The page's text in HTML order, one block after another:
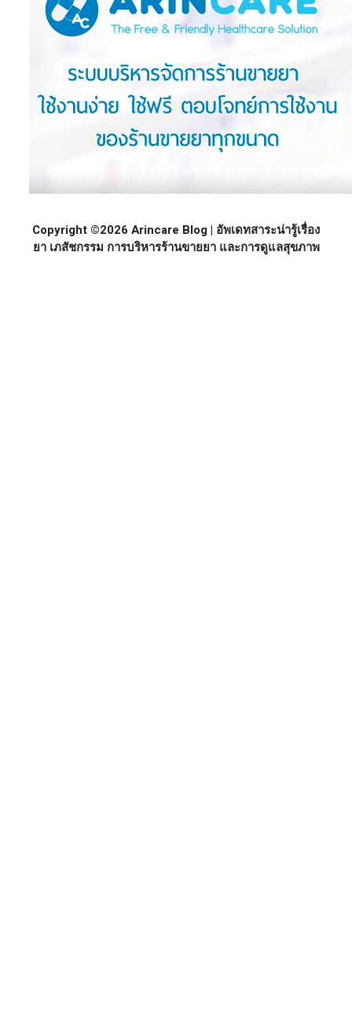
Copyright ©2026 Arincare Blog | อัพเดทสาระน่ารู้เรื่อง
ยา เภสัชกรรม การบริหารร้านขายยา และการดูแลสุขภาพ